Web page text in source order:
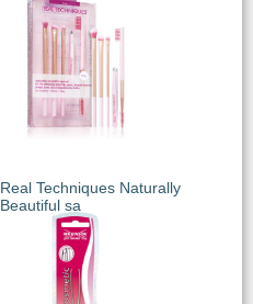
Real Techniques Naturally
Beautiful sa